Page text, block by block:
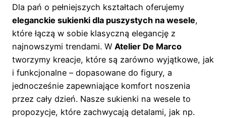
Dla pań o pełniejszych kształtach oferujemy
eleganckie sukienki dla puszystych na wesele,
które łączą w sobie klasyczną elegancję z
najnowszymi trendami. W Atelier De Marco
tworzymy kreacje, które są zarówno wyjątkowe, jak
i funkcjonalne – dopasowane do figury, a
jednocześnie zapewniające komfort noszenia
przez cały dzień. Nasze sukienki na wesele to
propozycje, które zachwycają detalami, jak np.